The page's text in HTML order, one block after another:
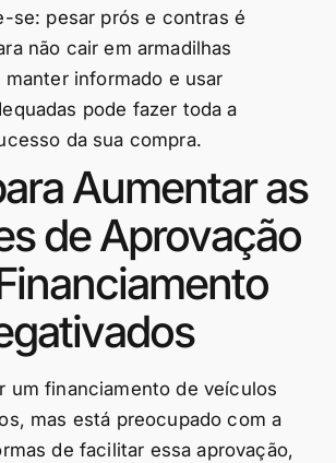
se: pesar prós e contras é
não cair em armadilhas
informado e usar
pode fazer toda a
da sua compra.
Aumentar as
de Aprovação
um financiamento de veículos
mas está preocupado com a
de facilitar essa aprovação,